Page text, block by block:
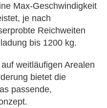
Max-Geschwindigkeit
je nach
Reichweiten
bis 1200 kg.
weitläufigen Arealen
bietet die
passende,